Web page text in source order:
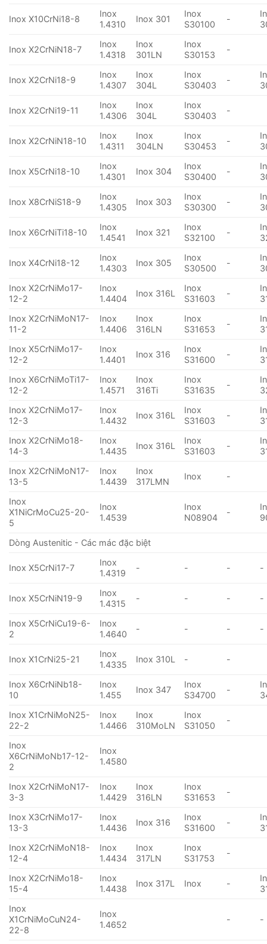
Inox X10CrNi18-8
Inox
1.4310
Inox 301
Inox
S30100
-
Inox X2CrNiN18-7
Inox
1.4318
Inox
301LN
Inox
S30153
-
Inox X2CrNi18-9
Inox
1.4307
Inox
304L
Inox
S30403
-
Inox X2CrNi19-11
Inox
1.4306
Inox
304L
Inox
S30403
-
Inox X2CrNiN18-10
Inox
1.4311
Inox
304LN
Inox
S30453
-
Inox X5CrNi18-10
Inox
1.4301
Inox 304
Inox
S30400
-
Inox X8CrNiS18-9
Inox
1.4305
Inox 303
Inox
S30300
-
Inox X6CrNiTi18-10
Inox
1.4541
Inox 321
Inox
S32100
-
Inox X4CrNi18-12
Inox
1.4303
Inox 305
Inox
S30500
-
Inox X2CrNiMo17-
12-2
Inox
1.4404
Inox 316L
Inox
S31603
-
Inox X2CrNiMoN17-
11-2
Inox
1.4406
Inox
316LN
Inox
S31653
-
Inox X5CrNiMo17-
12-2
Inox
1.4401
Inox 316
Inox
S31600
-
Inox X6CrNiMoTi17-
12-2
Inox
1.4571
Inox
316Ti
Inox
S31635
-
Inox X2CrNiMo17-
12-3
Inox
1.4432
Inox 316L
Inox
S31603
-
Inox X2CrNiMo18-
14-3
Inox
1.4435
Inox 316L
Inox
S31603
-
Inox X2CrNiMoN17-
13-5
Inox
1.4439
Inox
317LMN
Inox -
Inox
X1NiCrMoCu25-20-
5
Inox
1.4539
Inox
N08904
-
Dòng Austenitic - Các mác đặc biệt
Inox X5CrNi17-7
Inox
1.4319
- - - -
Inox X5CrNiN19-9
Inox
1.4315
- - - -
Inox X5CrNiCu19-6-
2
Inox
1.4640
- - - -
Inox X1CrNi25-21
Inox
1.4335
Inox 310L - -
Inox X6CrNiNb18-
10
Inox
1.455
Inox 347
Inox
S34700
-
Inox X1CrNiMoN25-
22-2
Inox
1.4466
Inox
310MoLN
Inox
S31050
-
Inox
X6CrNiMoNb17-12-
2
Inox
1.4580
Inox X2CrNiMoN17-
3-3
Inox
1.4429
Inox
316LN
Inox
S31653
-
Inox X3CrNiMo17-
13-3
Inox
1.4436
Inox 316
Inox
S31600
-
Inox X2CrNiMoN18-
12-4
Inox
1.4434
Inox
317LN
Inox
S31753
-
Inox X2CrNiMo18-
15-4
Inox
1.4438
Inox 317L Inox -
Inox
X1CrNiMoCuN24-
22-8
Inox
1.4652
- -